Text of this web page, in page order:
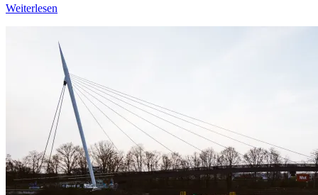
Weiterlesen